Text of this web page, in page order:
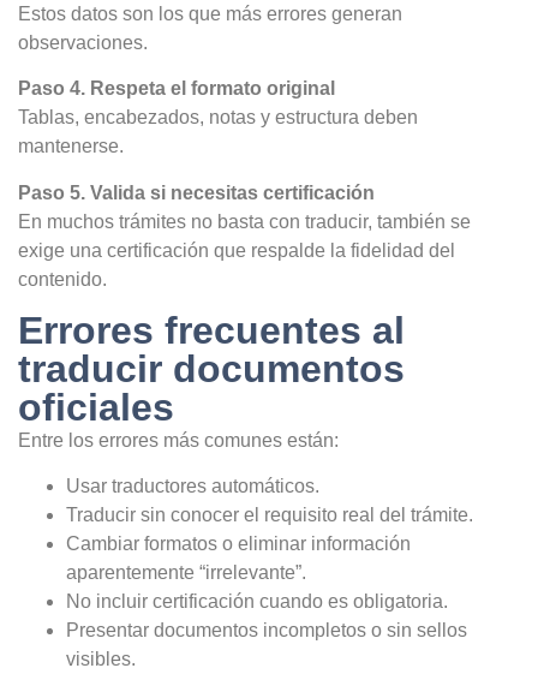
Estos datos son los que más errores generan
observaciones.
Paso 4. Respeta el formato original
Tablas, encabezados, notas y estructura deben
mantenerse.
Paso 5. Valida si necesitas certificación
En muchos trámites no basta con traducir, también se
exige una certificación que respalde la fidelidad del
contenido.
Errores frecuentes al
traducir documentos
oficiales
Entre los errores más comunes están:
Usar traductores automáticos.
Traducir sin conocer el requisito real del trámite.
Cambiar formatos o eliminar información
aparentemente “irrelevante”.
No incluir certificación cuando es obligatoria.
Presentar documentos incompletos o sin sellos
visibles.